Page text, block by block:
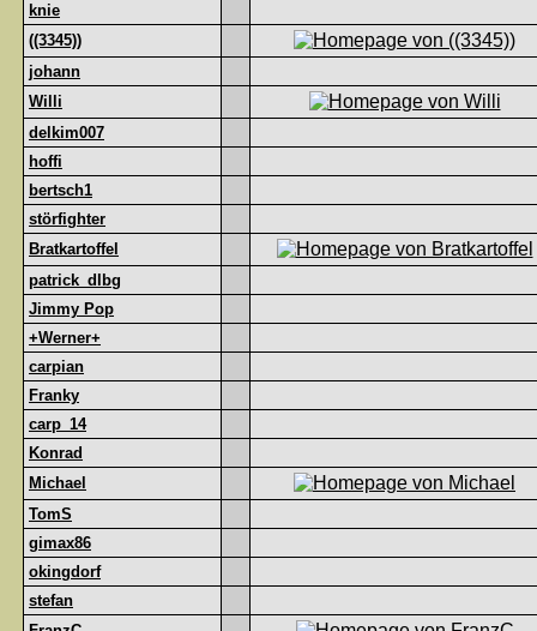
knie
((3345))
johann
Willi
delkim007
hoffi
bertsch1
störfighter
Bratkartoffel
patrick_dlbg
Jimmy Pop
+Werner+
carpian
Franky
carp_14
Konrad
Michael
TomS
gimax86
okingdorf
stefan